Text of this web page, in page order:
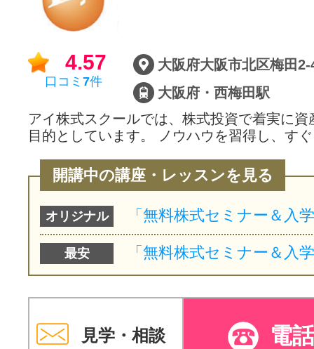
4.57
口コミ 7件
大阪府・西梅田駅
アイ株式スクールでは、株式投資で着実に資
目的としています。 ノウハウを習得し、す
開講中の講座・レッスンを見る
オリジナル
最安
見学・相談 電